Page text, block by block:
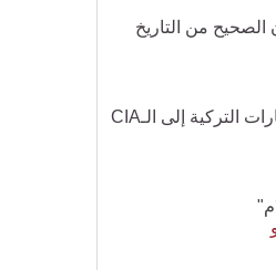
من التاريخ
رسالة من الاستخبارات التركية إلى الـCIA